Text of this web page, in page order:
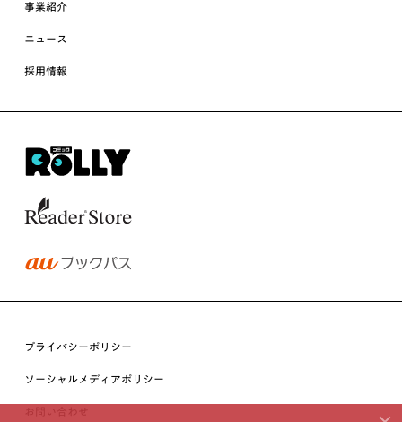
事業紹介
ニュース
採用情報
プライバシーポリシー
ソーシャルメディアポリシー
お問い合わせ